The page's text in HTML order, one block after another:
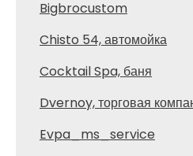
Bigbrocustom
Chisto 54, автомойка
Cocktail Spa, баня
Dvernoy, торговая
Evpa_ms_service